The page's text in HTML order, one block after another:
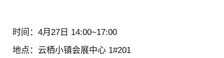
时间： 4月27日 14:00~17:00
地点： 云栖小镇会展中心 1#201